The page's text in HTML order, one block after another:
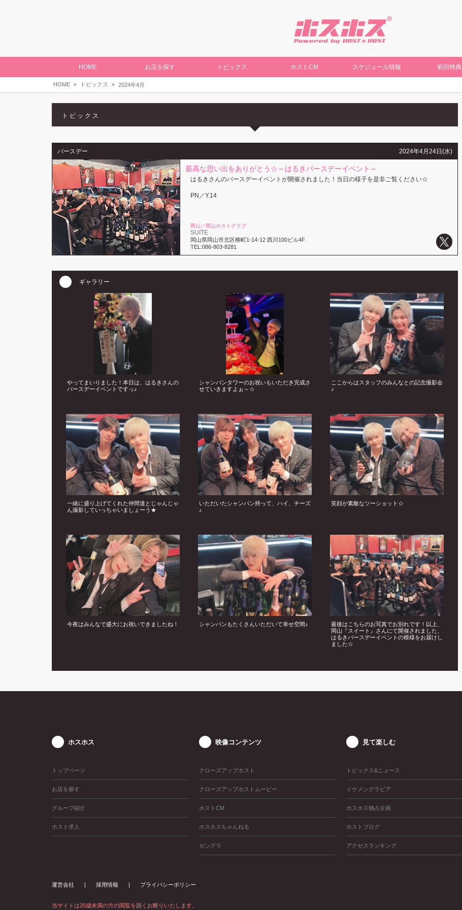
HOME お店を探す トピックス ホストCM スケジュール情報 初回特典
HOME トピックス 2024年4月
トピックス
バースデー 2024年4月24日(水)
最高な思い出をありがとう☆～はるきバースデーイベント～
はるきさんのバースデーイベントが開催されました！当日の様子を是非ご覧ください☆
PN／Y.14
岡山／岡山ホストクラブ
SUITE
岡山県岡山市北区柳町1-14-12 西川100ビル4F
TEL:086-803-8281
ギャラリー
やってまいりました！本日は、はるきさんの
バースデーイベントですっ♪
シャンパンタワーのお祝いもいただき完成さ
せていきますよぉ～☆
ここからはスタッフのみんなとの記念撮影会
♪
一緒に盛り上げてくれた仲間達とじゃんじゃ
ん撮影していっちゃいましょーう★
いただいたシャンパン持って、ハイ、チーズ
♪
笑顔が素敵なツーショット☆
今夜はみんなで盛大にお祝いできましたね！ シャンパンもたくさんいただいて幸せ空間♪
最後はこちらのお写真でお別れです！以上、
岡山『スイート』さんにて開催されました、
はるきバースデーイベントの模様をお届けし
ました☆
ホスホス
トップページ
お店を探す
グループ紹介
ホスト求人
映像コンテンツ
クローズアップホスト
クローズアップホストムービー
ホストCM
ホスホスちゃんねる
ゼングラ
見て楽しむ
トピックス&ニュース
イケメングラビア
ホスホス独占企画
ホストブログ
アクセスランキング
運営会社 採用情報 プライバシーポリシー
当サイトは20歳未満の方の閲覧を固くお断りいたします。